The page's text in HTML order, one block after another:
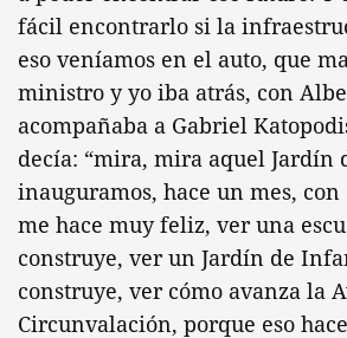
fácil encontrarlo si la
eso veníamos en el auto, que
ministro y yo iba atrás, con
acompañaba a Gabriel
decía: “mira, mira aquel Jardín
inauguramos, hace un mes, con
me hace muy feliz, ver una
construye, ver un Jardín de
construye, ver cómo avanza la
Circunvalación, porque eso